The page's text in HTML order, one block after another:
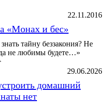
22.11.2016
«Монах и бес»
тайну беззакония? Не
не любимы будете…»
29.06.2026
домашний
нет